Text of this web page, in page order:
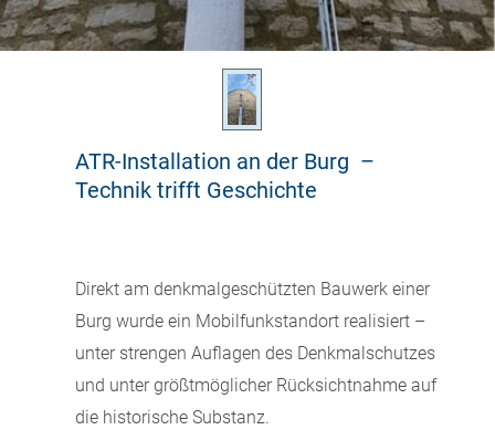
ATR-Installation an der Burg –
Technik trifft Geschichte
Direkt am denkmalgeschützten Bauwerk einer
Burg wurde ein Mobilfunkstandort realisiert –
unter strengen Auflagen des Denkmalschutzes
und unter größtmöglicher Rücksichtnahme auf
die historische Substanz.